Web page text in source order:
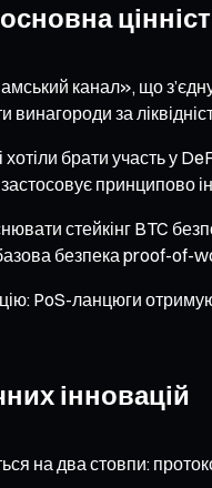
канал», що
за
хотіли брати участь у
принципово
стейкінг BTC
безпека proof-
PoS-ланцюги
інновацій
на два стовпи: